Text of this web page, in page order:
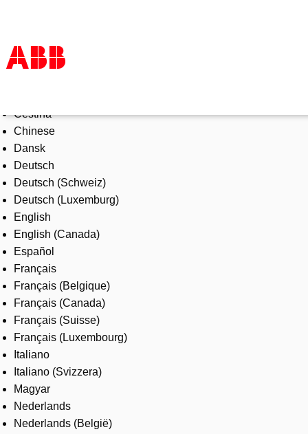
Products & Solutions
Industries
Services
About us
Where to buy
Contact us
Careers
Čeština
Chinese
Dansk
Deutsch
Deutsch (Schweiz)
Deutsch (Luxemburg)
English
English (Canada)
Español
Français
Français (Belgique)
Français (Canada)
Français (Suisse)
Français (Luxembourg)
Italiano
Italiano (Svizzera)
Magyar
Nederlands
Nederlands (België)